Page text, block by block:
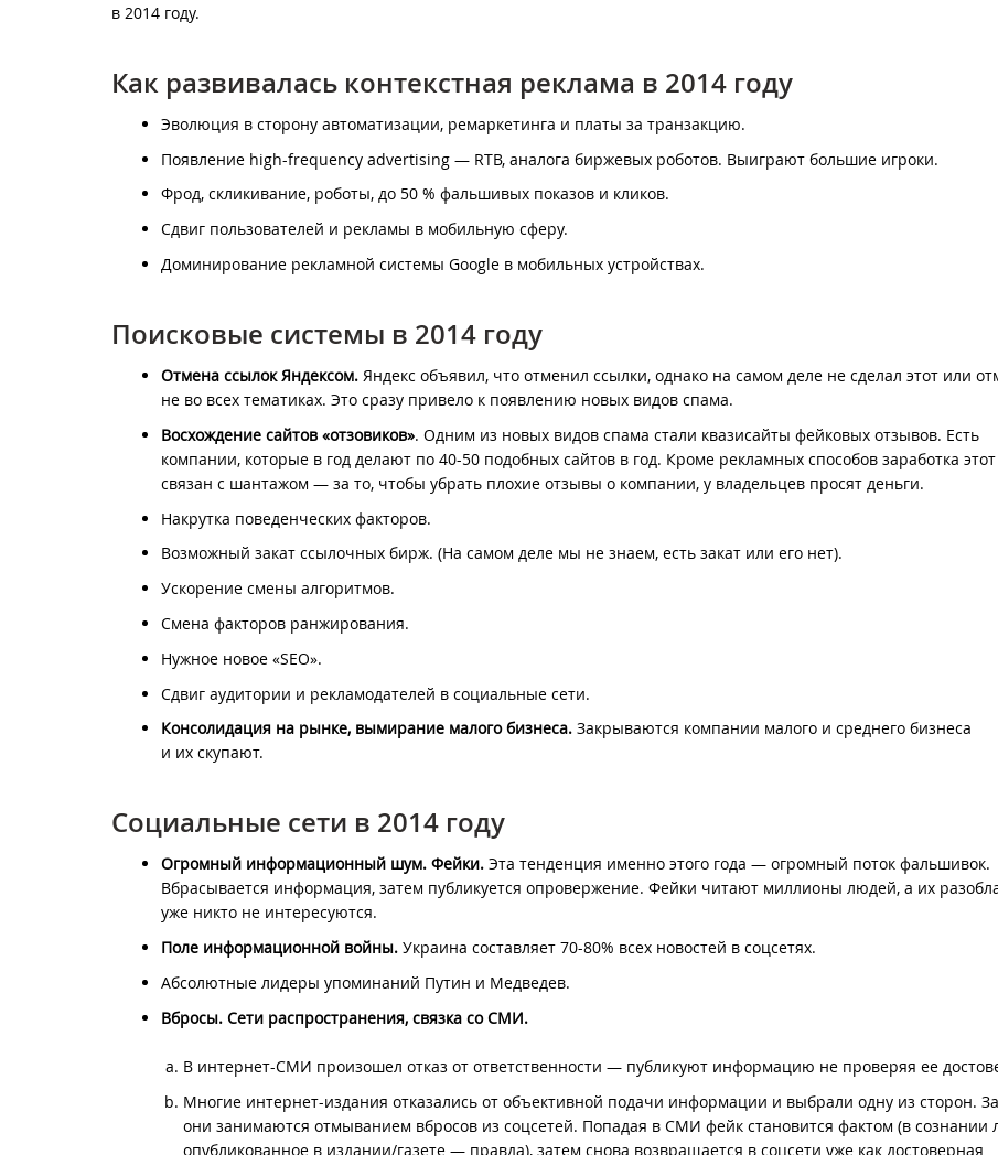
в 2014 году.
Как развивалась контекстная реклама в 2014 году
Эволюция в сторону автоматизации, ремаркетинга и платы за транзакцию.
Появление high-frequency advertising — RTB, аналога биржевых роботов. Выиграют большие игроки.
Фрод, скликивание, роботы, до 50 % фальшивых показов и кликов.
Сдвиг пользователей и рекламы в мобильную сферу.
Доминирование рекламной системы Google в мобильных устройствах.
Поисковые системы в 2014 году
Отмена ссылок Яндексом. Яндекс объявил, что отменил ссылки, однако на самом деле не сделал этот или
не во всех тематиках. Это сразу привело к появлению новых видов спама.
Восхождение сайтов «отзовиков». Одним из новых видов спама стали квазисайты фейковых отзывов. Есть
компании, которые в год делают по 40-50 подобных сайтов в год. Кроме рекламных способов заработка
связан с шантажом — за то, чтобы убрать плохие отзывы о компании, у владельцев просят деньги.
Накрутка поведенческих факторов.
Возможный закат ссылочных бирж. (На самом деле мы не знаем, есть закат или его нет).
Ускорение смены алгоритмов.
Смена факторов ранжирования.
Нужное новое «SEO».
Сдвиг аудитории и рекламодателей в социальные сети.
Консолидация на рынке, вымирание малого бизнеса. Закрываются компании малого и среднего бизнеса
и их скупают.
Социальные сети в 2014 году
Огромный информационный шум. Фейки. Эта тенденция именно этого года — огромный поток фальшивок.
Вбрасывается информация, затем публикуется опровержение. Фейки читают миллионы людей, а их
уже никто не интересуются.
Поле информационной войны. Украина составляет 70-80% всех новостей в соцсетях.
Абсолютные лидеры упоминаний Путин и Медведев.
Вбросы. Сети распространения, связка со СМИ.
В интернет-СМИ произошел отказ от ответственности — публикуют информацию не проверяя ее
Многие интернет-издания отказались от объективной подачи информации и выбрали одну из сторон.
они занимаются отмыванием вбросов из соцсетей. Попадая в СМИ фейк становится фактом (в сознании
опубликованное в издании/газете — правда), затем снова возвращается в соцсети уже как достоверная